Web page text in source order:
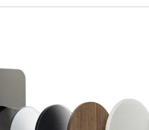
Перемикач AXOR